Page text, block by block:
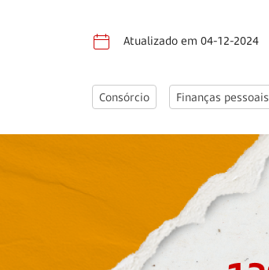
Atualizado em 04-12-2024
Consórcio Finanças pessoais